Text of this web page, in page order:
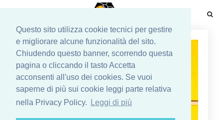
Questo sito utilizza cookie tecnici per gestire
e migliorare alcune funzionalità del sito.
Chiudendo questo banner, scorrendo questa
pagina o cliccando il tasto Accetta
acconsenti all'uso dei cookies. Se vuoi
saperne di più sui cookie leggi parte relativa
nella Privacy Policy.
Leggi di più